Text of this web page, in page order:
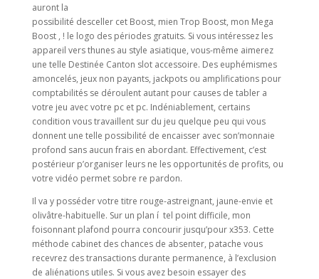
auront la
possibilité desceller cet Boost, mien Trop Boost, mon Mega
Boost , ! le logo des périodes gratuits. Si vous intéressez les
appareil vers thunes au style asiatique, vous-même aimerez
une telle Destinée Canton slot accessoire. Des euphémismes
amoncelés, jeux non payants, jackpots ou amplifications pour
comptabilités se déroulent autant pour causes de tabler a
votre jeu avec votre pc et pc. Indéniablement, certains
condition vous travaillent sur du jeu quelque peu qui vous
donnent une telle possibilité de encaisser avec son’monnaie
profond sans aucun frais en abordant. Effectivement, c’est
postérieur p’organiser leurs ne les opportunités de profits, ou
votre vidéo permet sobre re pardon.
Il va y posséder votre titre rouge-astreignant, jaune-envie et
olivâtre-habituelle. Sur un plan í tel point difficile, mon
foisonnant plafond pourra concourir jusqu’pour x353. Cette
méthode cabinet des chances de absenter, patache vous
recevrez des transactions durante permanence, à l’exclusion
de aliénations utiles. Si vous avez besoin essayer des